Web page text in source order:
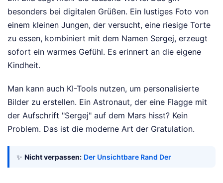
besonders bei digitalen Grüßen. Ein lustiges Foto von
einem kleinen Jungen, der versucht, eine riesige Torte
zu essen, kombiniert mit dem Namen Sergej, erzeugt
sofort ein warmes Gefühl. Es erinnert an die eigene
Kindheit.
Man kann auch KI-Tools nutzen, um personalisierte
Bilder zu erstellen. Ein Astronaut, der eine Flagge mit
der Aufschrift "Sergej" auf dem Mars hisst? Kein
Problem. Das ist die moderne Art der Gratulation.
✨ Nicht verpassen: Der Unsichtbare Rand Der